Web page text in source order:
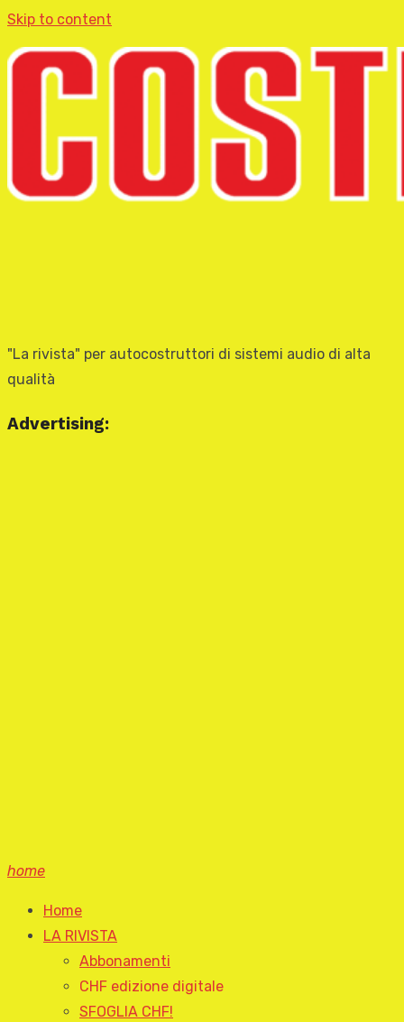
Skip to content
"La rivista" per autocostruttori di sistemi audio di alta
qualità
Advertising:
home
Home
LA RIVISTA
Abbonamenti
CHF edizione digitale
SFOGLIA CHF!